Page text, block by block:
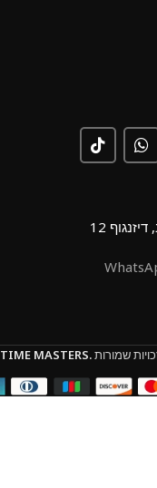
12
TIME MASTERS.שמורות